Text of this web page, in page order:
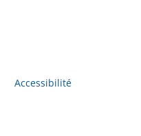
Accessibilité